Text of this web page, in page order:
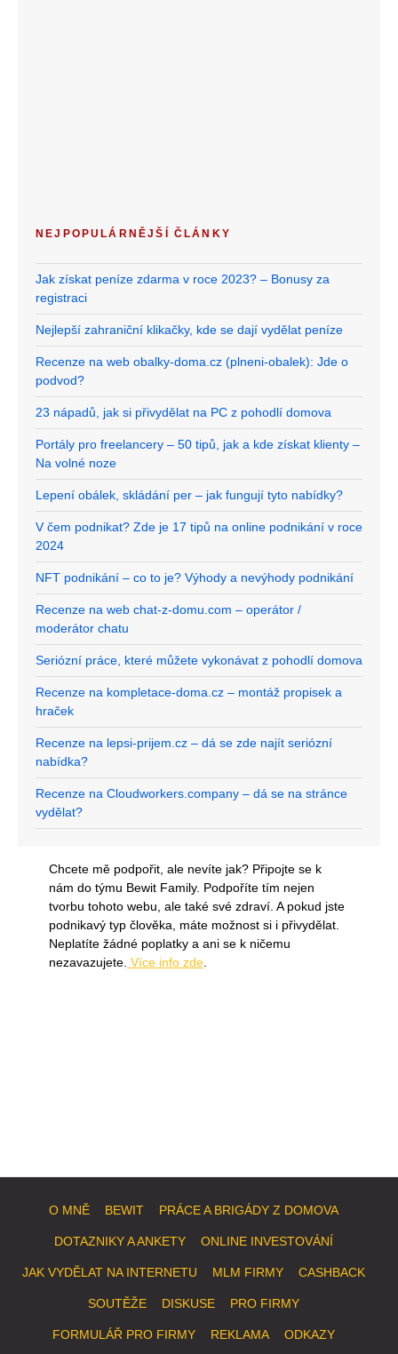
NEJPOPULÁRNĚJŠÍ ČLÁNKY
Jak získat peníze zdarma v roce 2023? – Bonusy za
registraci
Nejlepší zahraniční klikačky, kde se dají vydělat peníze
Recenze na web obalky-doma.cz (plneni-obalek): Jde o
podvod?
23 nápadů, jak si přivydělat na PC z pohodlí domova
Portály pro freelancery – 50 tipů, jak a kde získat klienty –
Na volné noze
Lepení obálek, skládání per – jak fungují tyto nabídky?
V čem podnikat? Zde je 17 tipů na online podnikání v roce
2024
NFT podnikání – co to je? Výhody a nevýhody podnikání
Recenze na web chat-z-domu.com – operátor /
moderátor chatu
Seriózní práce, které můžete vykonávat z pohodlí domova
Recenze na kompletace-doma.cz – montáž propisek a
hraček
Recenze na lepsi-prijem.cz – dá se zde najít seriózní
nabídka?
Recenze na Cloudworkers.company – dá se na stránce
vydělat?
Chcete mě podpořit, ale nevíte jak? Připojte se k
nám do týmu Bewit Family. Podpoříte tím nejen
tvorbu tohoto webu, ale také své zdraví. A pokud jste
podnikavý typ člověka, máte možnost si i přivydělat.
Neplatíte žádné poplatky a ani se k ničemu
nezavazujete. Více info zde
O MNĚ BEWIT PRÁCE A BRIGÁDY Z DOMOVA
DOTAZNIKY A ANKETY ONLINE INVESTOVÁNÍ
JAK VYDĚLAT NA INTERNETU MLM FIRMY CASHBACK
SOUTĚŽE DISKUSE PRO FIRMY
FORMULÁŘ PRO FIRMY REKLAMA ODKAZY